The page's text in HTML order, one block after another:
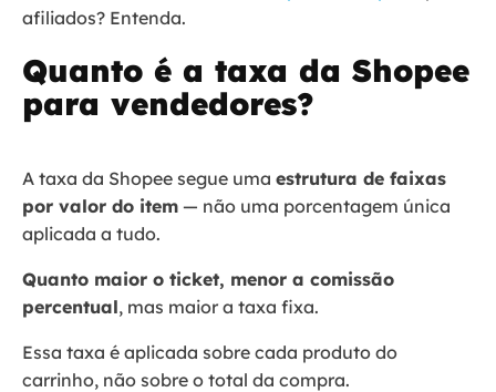
afiliados? Entenda.
Quanto é a taxa da Shopee
para vendedores?
A taxa da Shopee segue uma estrutura de faixas
por valor do item — não uma porcentagem única
aplicada a tudo.
Quanto maior o ticket, menor a comissão
percentual, mas maior a taxa fixa.
Essa taxa é aplicada sobre cada produto do
carrinho, não sobre o total da compra.